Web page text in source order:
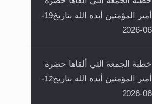
أمير المؤمنين أيده الله بتاريخ19-
06-2026
خطبة الجمعة التي ألقاها حضرة
أمير المؤمنين أيده الله بتاريخ12-
06-2026